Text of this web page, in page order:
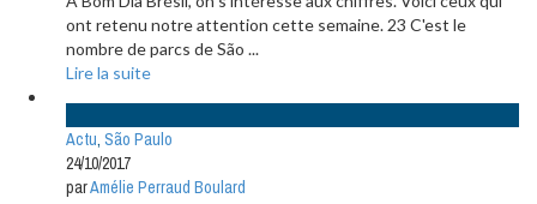
ont retenu notre attention cette semaine. 23 C'est le
nombre de parcs de São ...
Lire la suite
Actu, São Paulo
24/10/2017
parAmélie Perraud Boulard